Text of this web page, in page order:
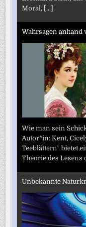
Moral, [...]
Wahrsagen anhand
Wie man sein
Autor*in: Kent,
Teeblättern" bietet
Theorie des Lesens
Unbekannte